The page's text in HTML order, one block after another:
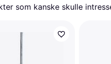
som kanske skulle